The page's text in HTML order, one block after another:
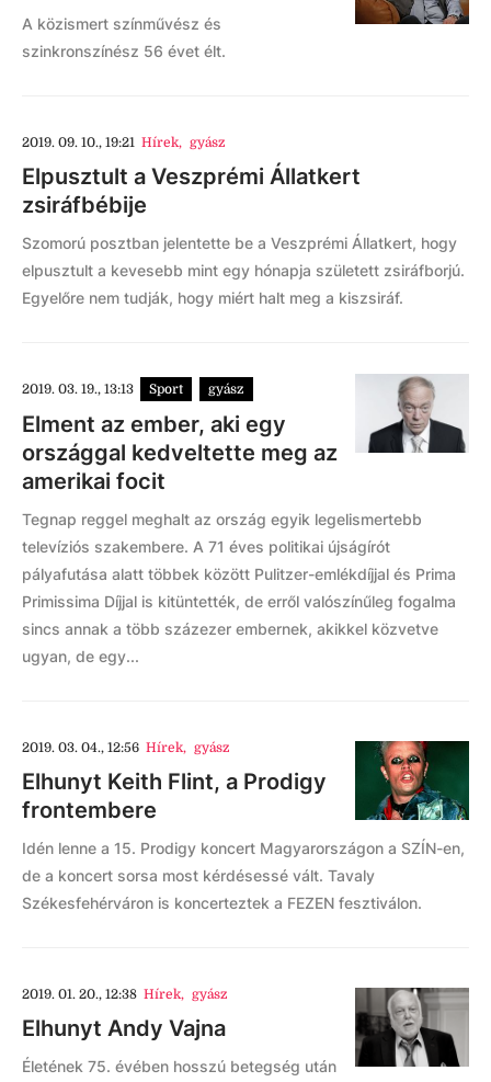
A közismert színművész és
szinkronszínész 56 évet élt.
2019. 09. 10., 19:21 Hírek, gyász
Elpusztult a Veszprémi Állatkert
zsiráfbébije
Szomorú posztban jelentette be a Veszprémi Állatkert, hogy
elpusztult a kevesebb mint egy hónapja született zsiráfborjú.
Egyelőre nem tudják, hogy miért halt meg a kiszsiráf.
2019. 03. 19., 13:13 Sport gyász
Elment az ember, aki egy
országgal kedveltette meg az
amerikai focit
Tegnap reggel meghalt az ország egyik legelismertebb
televíziós szakembere. A 71 éves politikai újságírót
pályafutása alatt többek között Pulitzer-emlékdíjjal és Prima
Primissima Díjjal is kitüntették, de erről valószínűleg fogalma
sincs annak a több százezer embernek, akikkel közvetve
ugyan, de egy...
2019. 03. 04., 12:56 Hírek, gyász
Elhunyt Keith Flint, a Prodigy
frontembere
Idén lenne a 15. Prodigy koncert Magyarországon a SZÍN-en,
de a koncert sorsa most kérdésessé vált. Tavaly
Székesfehérváron is koncerteztek a FEZEN fesztiválon.
2019. 01. 20., 12:38 Hírek, gyász
Elhunyt Andy Vajna
Életének 75. évében hosszú betegség után